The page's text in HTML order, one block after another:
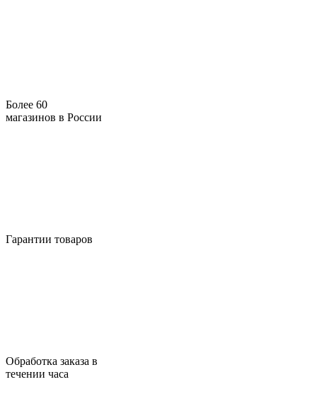
Более 60
магазинов в России
Гарантии товаров
Обработка заказа в
течении часа